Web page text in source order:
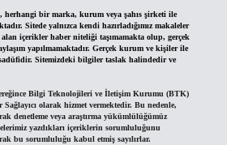
herhangi bir marka, kurum veya şahıs şirketi ile
Sitede yalnızca kendi hazırladığımız makaleler
içerikler haber niteliği taşımamakta olup, gerçek
yapılmamaktadır. Gerçek kurum ve kişiler ile
Sitemizdeki bilgiler taslak halindedir ve
Bilgi Teknolojileri ve İletişim Kurumu (BTK)
olarak hizmet vermektedir. Bu nedenle,
denetleme veya araştırma yükümlülüğümüz
yazdıkları içeriklerin sorumluluğunu
bu sorumluluğu kabul etmiş sayılırlar.